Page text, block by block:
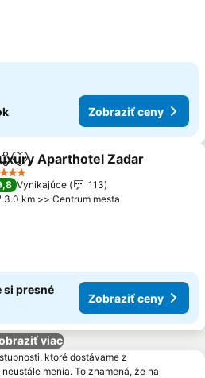
Zobraziť ceny
Pridať do obľúbených
Aparthotel Zadar
hviezdičiek
Vynikajúce
113
3.0 km >> Centrum mesta
si presné
Zobraziť ceny
viac
ktoré dostávame z
menia. To znamená, že na